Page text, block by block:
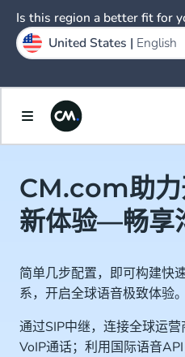
CM.com助力
新体验—畅享
简单几步配置，即可构建快
系，开启全球语音极致体验。
通过SIP中继，连接全球运
VoIP通话；利用国际语音
Is this region a better fit for
United States | English